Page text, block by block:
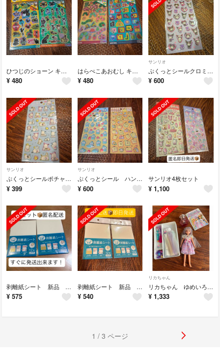
ひつじのショーン キラッとシール 2枚セット
¥ 480
はらぺこあおむし キラッとシール ホログラム
¥ 480
サンリオ
ぷくっとシールクロミ おさるのジョージセット
¥ 600
サンリオ
ぷくっとシールポチャッコ
¥ 399
サンリオ
ぷくっとシール ハンギョドン ポムポムプリン
¥ 600
サンリオ4枚セット
¥ 1,100
剥離紙シート 新品 匿名配送 シール
¥ 575
剥離紙シート 新品 シール台紙 2個セット
¥ 540
リカちゃん
リカちゃん ゆめいろ ヘアアレンジ
¥ 1,333
1 / 3 ページ